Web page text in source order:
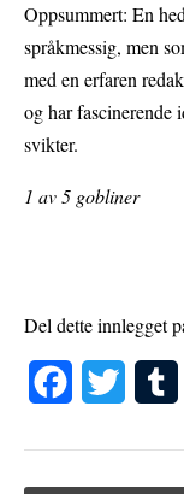
Oppsummert: En
språkmessig, men
med en erfaren
og har fascinerende
svikter.
1 av 5 gobliner
Del dette innlegget